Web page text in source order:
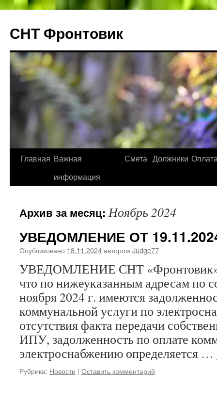
СНТ Фронтовик
Перейти
Главная Важная
информация
Смета Должники
Архив за месяц:Ноябрь 2024
УВЕДОМЛЕНИЕ ОТ
Опубликовано 18.11.2024автором Judge77
УВЕДОМЛЕНИЕ СНТ «Фронтовик»
что по нижеуказанным адресам по
ноября 2024 г. имеются
коммунальной услуги по
отсутствия факта передачи
ИПУ, задолженность по оплате
электроснабжению определяется …
Рубрика: Новости | Оставить комментарий